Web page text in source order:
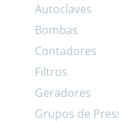
Autoclaves
Bombas
Contadores
Filtros
Geradores
Grupos de